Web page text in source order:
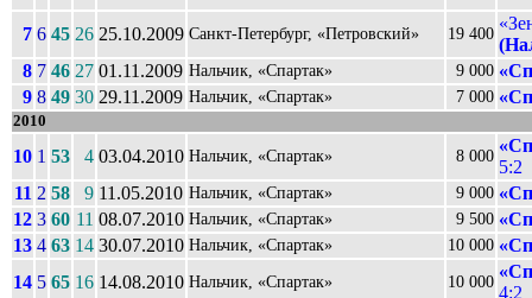
7 6 45 26 25.10.2009 Санкт-Петербург, «Петровский» 19 400
8 7 46 27 01.11.2009 Нальчик, «Спартак» 9 000
9 8 49 30 29.11.2009 Нальчик, «Спартак» 7 000
2010
10 1 53 4 03.04.2010 Нальчик, «Спартак» 8 000
5:2
11 2 58 9 11.05.2010 Нальчик, «Спартак» 9 000
12 3 60 11 08.07.2010 Нальчик, «Спартак» 9 500
13 4 63 14 30.07.2010 Нальчик, «Спартак» 10 000
14 5 65 16 14.08.2010 Нальчик, «Спартак» 10 000
4:2